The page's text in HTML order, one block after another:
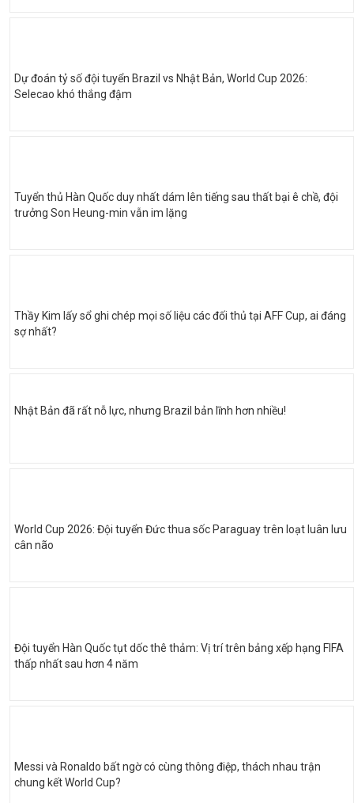
Dự đoán tỷ số đội tuyển Brazil vs Nhật Bản, World Cup 2026:
Selecao khó thắng đậm
Tuyển thủ Hàn Quốc duy nhất dám lên tiếng sau thất bại ê chề, đội
trưởng Son Heung-min vẫn im lặng
Thầy Kim lấy sổ ghi chép mọi số liệu các đối thủ tại AFF Cup, ai đáng
sợ nhất?
Nhật Bản đã rất nỗ lực, nhưng Brazil bản lĩnh hơn nhiều!
World Cup 2026: Đội tuyển Đức thua sốc Paraguay trên loạt luân lưu
cân não
Đội tuyển Hàn Quốc tụt dốc thê thảm: Vị trí trên bảng xếp hạng FIFA
thấp nhất sau hơn 4 năm
Messi và Ronaldo bất ngờ có cùng thông điệp, thách nhau trận
chung kết World Cup?